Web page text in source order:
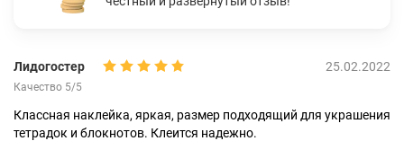
Лидогостер 25.02.2022
Качество 5/5
Классная наклейка, яркая, размер подходящий для украшения
тетрадок и блокнотов. Клеится надежно.